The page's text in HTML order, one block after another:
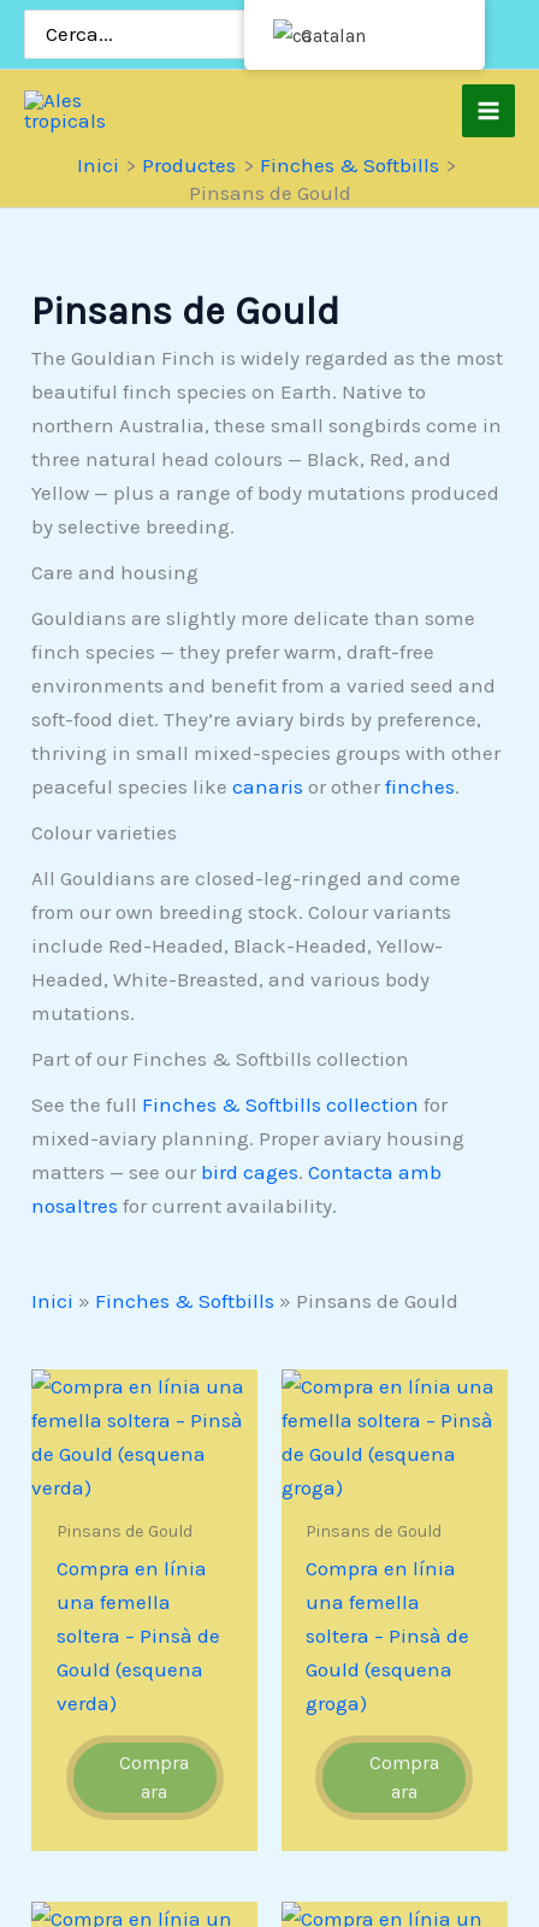
Salta
Inici Productes
Finches & Softbills
Pinsans de Gould
Pinsans de Gould
The Gouldian Finch is widely regarded as the most
beautiful finch species on Earth. Native to
northern Australia, these small songbirds come in
three natural head colours — Black, Red, and
Yellow — plus a range of body mutations produced
by selective breeding.
Care and housing
Gouldians are slightly more delicate than some
finch species — they prefer warm, draft-free
environments and benefit from a varied seed and
soft-food diet. They’re aviary birds by preference,
thriving in small mixed-species groups with other
peaceful species likecanaris or otherfinches.
Colour varieties
All Gouldians are closed-leg-ringed and come
from our own breeding stock. Colour variants
include Red-Headed, Black-Headed, Yellow-
Headed, White-Breasted, and various body
mutations.
Part of our Finches & Softbills collection
See the full Finches & Softbills collection for
mixed-aviary planning. Proper aviary housing
matters — see our bird cages.Contacta amb
nosaltres for current availability.
Inici » Finches & Softbills » Pinsans de Gould
Pinsans de Gould
Compra en línia
una femella
soltera – Pinsà de
Gould (esquena
verda)
Compra
ara
Pinsans de Gould
Compra en línia
una femella
soltera – Pinsà de
Gould (esquena
groga)
Compra
ara
Catalan